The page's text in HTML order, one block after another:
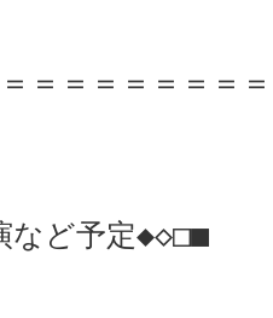
＝＝＝＝＝＝＝
など予定◆◇□■